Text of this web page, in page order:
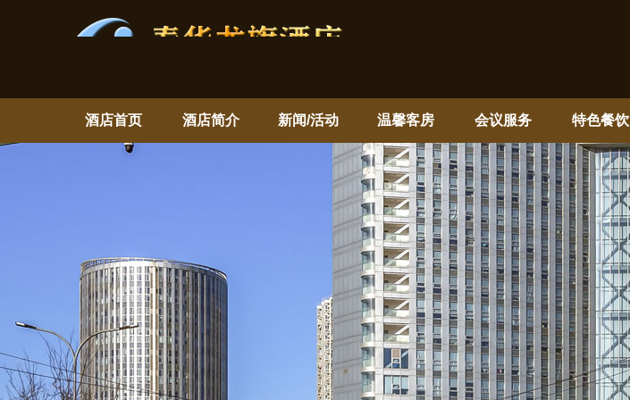
酒店首页 酒店简介 新闻/活动 温馨客房 会议服务 特色餐饮